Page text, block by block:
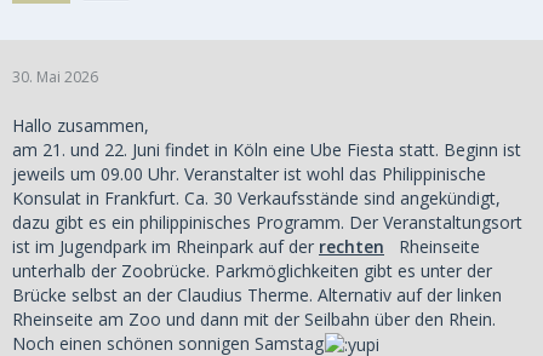
30. Mai 2026
Hallo zusammen,
am 21. und 22. Juni findet in Köln eine Ube Fiesta statt. Beginn ist
jeweils um 09.00 Uhr. Veranstalter ist wohl das Philippinische
Konsulat in Frankfurt. Ca. 30 Verkaufsstände sind angekündigt,
dazu gibt es ein philippinisches Programm. Der Veranstaltungsort
ist im Jugendpark im Rheinpark auf der rechten
Rheinseite
unterhalb der Zoobrücke. Parkmöglichkeiten gibt es unter der
Brücke selbst an der Claudius Therme. Alternativ auf der linken
Rheinseite am Zoo und dann mit der Seilbahn über den Rhein.
Noch einen schönen sonnigen Samstag